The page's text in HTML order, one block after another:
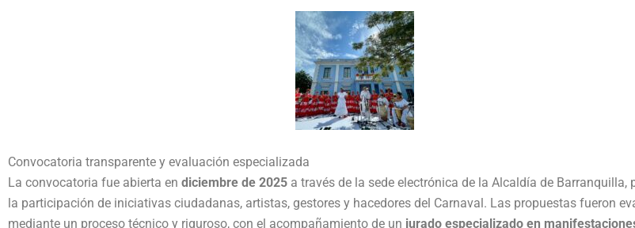
Convocatoria transparente y evaluación especializada
La convocatoria fue abierta en diciembre de 2025 a través de la sede electrónica de la Alcaldía de Barranquilla,
la participación de iniciativas ciudadanas, artistas, gestores y hacedores del Carnaval. Las propuestas fueron
mediante un proceso técnico y riguroso, con el acompañamiento de un jurado especializado en